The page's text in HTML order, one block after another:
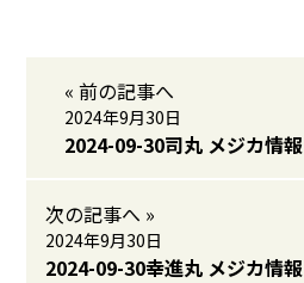
« 前の記事へ
2024年9月30日
2024-09-30司丸 メジカ情報
次の記事へ »
2024年9月30日
2024-09-30幸進丸 メジカ情報